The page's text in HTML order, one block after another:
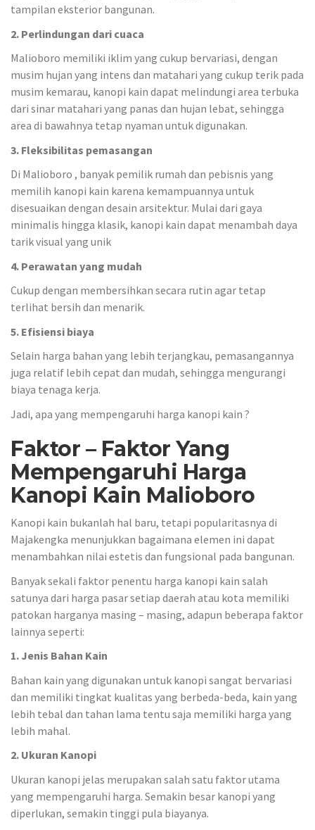
tampilan eksterior bangunan.
2. Perlindungan dari cuaca
Malioboro memiliki iklim yang cukup bervariasi, dengan
musim hujan yang intens dan matahari yang cukup terik pada
musim kemarau, kanopi kain dapat melindungi area terbuka
dari sinar matahari yang panas dan hujan lebat, sehingga
area di bawahnya tetap nyaman untuk digunakan.
3. Fleksibilitas pemasangan
Di Malioboro , banyak pemilik rumah dan pebisnis yang
memilih kanopi kain karena kemampuannya untuk
disesuaikan dengan desain arsitektur. Mulai dari gaya
minimalis hingga klasik, kanopi kain dapat menambah daya
tarik visual yang unik
4. Perawatan yang mudah
Cukup dengan membersihkan secara rutin agar tetap
terlihat bersih dan menarik.
5. Efisiensi biaya
Selain harga bahan yang lebih terjangkau, pemasangannya
juga relatif lebih cepat dan mudah, sehingga mengurangi
biaya tenaga kerja.
Jadi, apa yang mempengaruhi harga kanopi kain ?
Faktor – Faktor Yang
Mempengaruhi Harga
Kanopi Kain Malioboro
Kanopi kain bukanlah hal baru, tetapi popularitasnya di
Majakengka menunjukkan bagaimana elemen ini dapat
menambahkan nilai estetis dan fungsional pada bangunan.
Banyak sekali faktor penentu harga kanopi kain salah
satunya dari harga pasar setiap daerah atau kota memiliki
patokan harganya masing – masing, adapun beberapa faktor
lainnya seperti:
1. Jenis Bahan Kain
Bahan kain yang digunakan untuk kanopi sangat bervariasi
dan memiliki tingkat kualitas yang berbeda-beda, kain yang
lebih tebal dan tahan lama tentu saja memiliki harga yang
lebih mahal.
2. Ukuran Kanopi
Ukuran kanopi jelas merupakan salah satu faktor utama
yang mempengaruhi harga. Semakin besar kanopi yang
diperlukan, semakin tinggi pula biayanya.